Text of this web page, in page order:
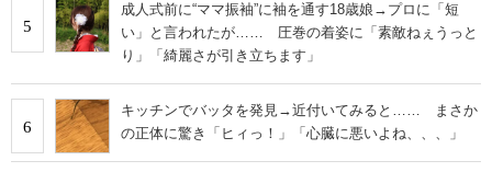
5
成人式前に“ママ振袖”に袖を通す18歳娘→プロに「短
い」と言われたが…… 圧巻の着姿に「素敵ねぇうっと
り」「綺麗さが引き立ちます」
6
キッチンでバッタを発見→近付いてみると…… まさか
の正体に驚き「ヒィっ！」「心臓に悪いよね、、、」